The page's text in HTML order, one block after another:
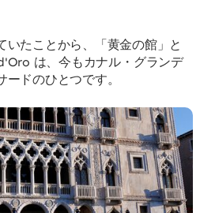
いたことから、「黄金の館」と
は、今もカナル・グランデ
ドのひとつです。